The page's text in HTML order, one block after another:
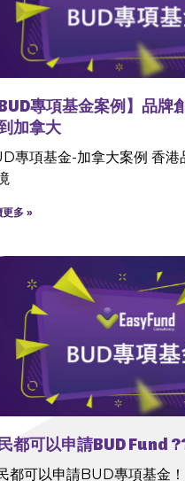
BUD專項基金案例】品牌
加拿大
專項基金-加拿大案例 香港
更多 »
都可以申請BUD Fund
都可以申請BUD專項基金